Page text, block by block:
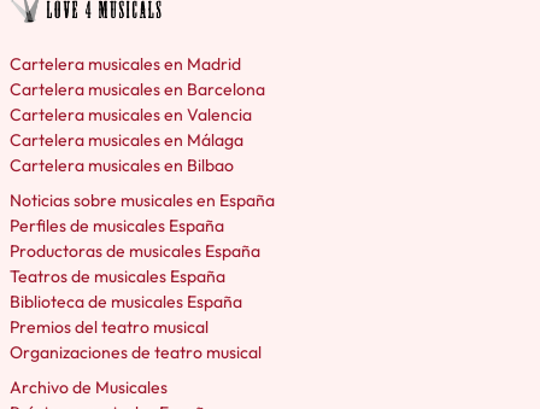
Cartelera musicales en Madrid
Cartelera musicales en Barcelona
Cartelera musicales en Valencia
Cartelera musicales en Málaga
Cartelera musicales en Bilbao
Noticias sobre musicales en España
Perfiles de musicales España
Productoras de musicales España
Teatros de musicales España
Biblioteca de musicales España
Premios del teatro musical
Organizaciones de teatro musical
Archivo de Musicales